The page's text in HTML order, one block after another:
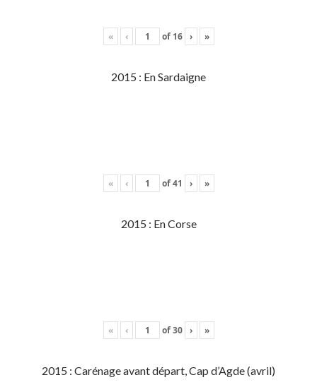
« ‹ of 16 › »
2015 : En Sardaigne
« ‹ of41 › »
2015 : En Corse
« ‹ of30 › »
2015 : Carénage avant départ, Cap d’Agde (avril)